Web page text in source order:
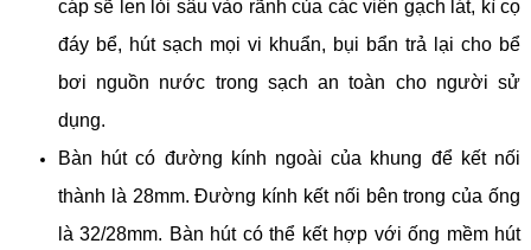
cáp sẽ len lỏi sâu vào rãnh của các viên gạch lát, kì cọ
đáy bể, hút sạch mọi vi khuẩn, bụi bẩn trả lại cho bể
bơi nguồn nước trong sạch an toàn cho người sử
dụng.
Bàn hút có đường kính ngoài của khung để kết nối
thành là 28mm.Đường kính kết nối bên trong của ống
là 32/28mm. Bàn hút có thể kết hợp với ống mềm hút